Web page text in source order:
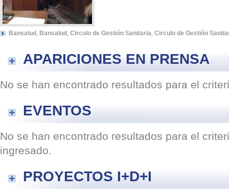
Bansalud Bansalud Circulo de Gestión Sanitaria Circulo de Gestión
APARICIONES EN PRENSA
No se han encontrado resultados para el
EVENTOS
No se han encontrado resultados para el
ingresado.
PROYECTOS I+D+I